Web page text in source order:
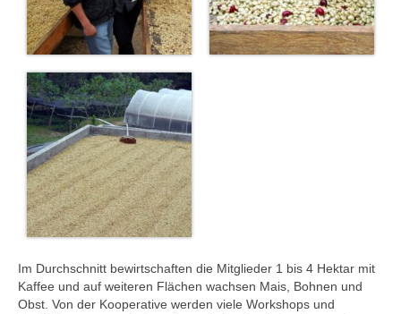
Im Durchschnitt bewirtschaften die Mitglieder 1 bis 4 Hektar mit
Kaffee und auf weiteren Flächen wachsen Mais, Bohnen und
Obst. Von der Kooperative werden viele Workshops und